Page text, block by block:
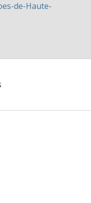
de-Haute-